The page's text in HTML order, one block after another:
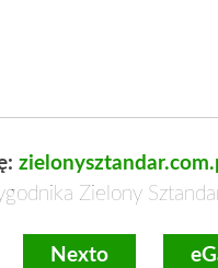
Zielony
Nexto